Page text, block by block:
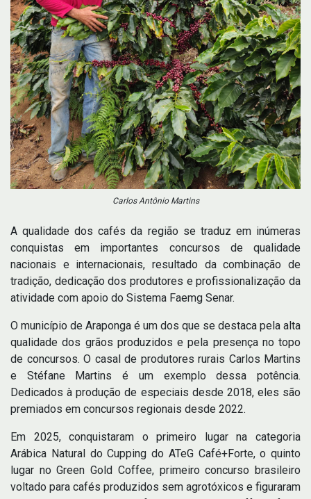
Carlos Antônio Martins
A qualidade dos cafés da região se traduz em inúmeras
conquistas em importantes concursos de qualidade
nacionais e internacionais, resultado da combinação de
tradição, dedicação dos produtores e profissionalização da
atividade com apoio do Sistema Faemg Senar.
O município de Araponga é um dos que se destaca pela alta
qualidade dos grãos produzidos e pela presença no topo
de concursos. O casal de produtores rurais Carlos Martins
e Stéfane Martins é um exemplo dessa potência.
Dedicados à produção de especiais desde 2018, eles são
premiados em concursos regionais desde 2022.
Em 2025, conquistaram o primeiro lugar na categoria
Arábica Natural do Cupping do ATeG Café+Forte, o quinto
lugar no Green Gold Coffee, primeiro concurso brasileiro
voltado para cafés produzidos sem agrotóxicos e figuraram